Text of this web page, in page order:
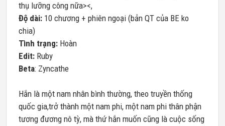
thụ lưỡng công nữa><,
Độ dài: 10 chương + phiên ngoại (bản QT của BE ko
chia)
Tình trạng: Hoàn
Edit: Ruby
Beta: Zyncathe
Hắn là một nam nhân bình thường, theo truyền thống
quốc gia,trở thành một nam phi, một nam phi thân phận
tương đương nô tỳ, mà thứ hắn muốn cũng là cuộc sống